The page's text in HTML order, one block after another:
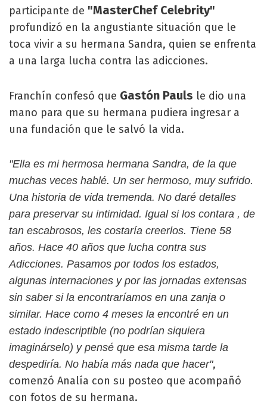
participante de "MasterChef Celebrity"
profundizó en la angustiante situación que le
toca vivir a su hermana Sandra, quien se enfrenta
a una larga lucha contra las adicciones.
Franchín confesó que Gastón Pauls le dio una
mano para que su hermana pudiera ingresar a
una fundación que le salvó la vida.
"Ella es mi hermosa hermana Sandra, de la que
muchas veces hablé. Un ser hermoso, muy sufrido.
Una historia de vida tremenda. No daré detalles
para preservar su intimidad. Igual si los contara , de
tan escabrosos, les costaría creerlos. Tiene 58
años. Hace 40 años que lucha contra sus
Adicciones. Pasamos por todos los estados,
algunas internaciones y por las jornadas extensas
sin saber si la encontraríamos en una zanja o
similar. Hace como 4 meses la encontré en un
estado indescriptible (no podrían siquiera
imaginárselo) y pensé que esa misma tarde la
despediría. No había más nada que hacer",
comenzó Analía con su posteo que acompañó
con fotos de su hermana.